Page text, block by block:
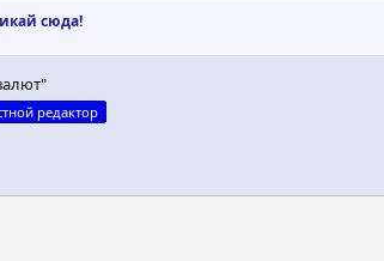
сюда!
редактор